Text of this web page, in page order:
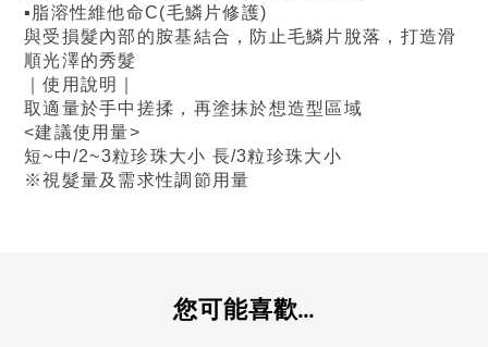
▪️脂溶性維他命C(毛鱗片修護)
與受損髮內部的胺基結合，防止毛鱗片脫落，打造滑
順光澤的秀髮
｜使用說明｜
取適量於手中搓揉，再塗抹於想造型區域
<建議使用量>
短~中/2~3粒珍珠大小 長/3粒珍珠大小
※視髮量及需求性調節用量
您可能喜歡...